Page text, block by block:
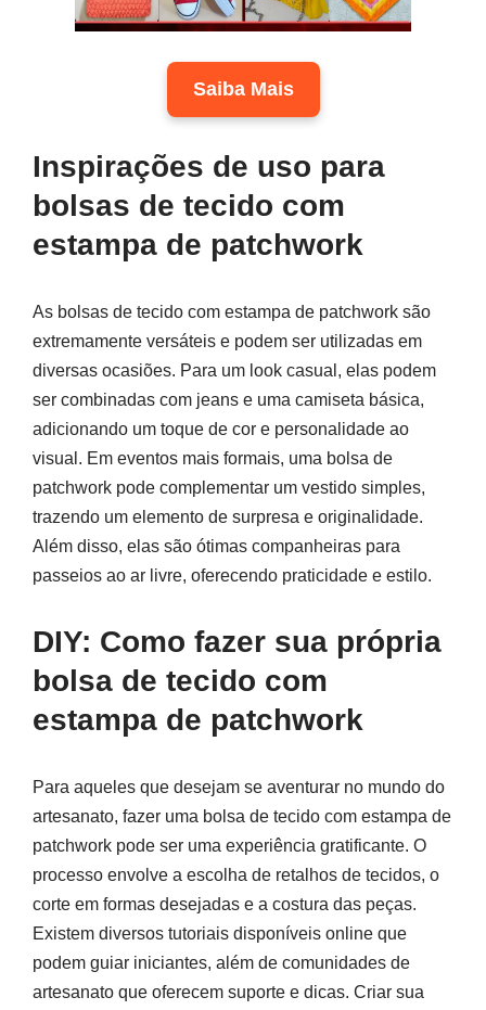
Saiba Mais
Inspirações de uso para
bolsas de tecido com
estampa de patchwork
As bolsas de tecido com estampa de patchwork são
extremamente versáteis e podem ser utilizadas em
diversas ocasiões. Para um look casual, elas podem
ser combinadas com jeans e uma camiseta básica,
adicionando um toque de cor e personalidade ao
visual. Em eventos mais formais, uma bolsa de
patchwork pode complementar um vestido simples,
trazendo um elemento de surpresa e originalidade.
Além disso, elas são ótimas companheiras para
passeios ao ar livre, oferecendo praticidade e estilo.
DIY: Como fazer sua própria
bolsa de tecido com
estampa de patchwork
Para aqueles que desejam se aventurar no mundo do
artesanato, fazer uma bolsa de tecido com estampa de
patchwork pode ser uma experiência gratificante. O
processo envolve a escolha de retalhos de tecidos, o
corte em formas desejadas e a costura das peças.
Existem diversos tutoriais disponíveis online que
podem guiar iniciantes, além de comunidades de
artesanato que oferecem suporte e dicas. Criar sua